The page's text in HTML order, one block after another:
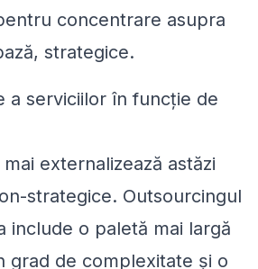
concentrare asupra
strategice.
a serviciilor în funcție de
externalizează astăzi
strategice. Outsourcingul
include o paletă mai largă
grad de complexitate și o